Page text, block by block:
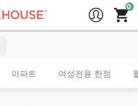
아파트 여성전용 한정